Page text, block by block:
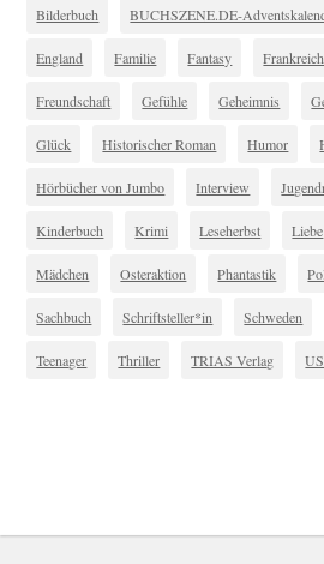
Bilderbuch BUCHSZENE.DE-
England Familie Fantasy Frankreich
Freundschaft Gefühle Geheimnis
Glück Historischer Roman Humor
Hörbücher von Jumbo Interview
Kinderbuch Krimi Leseherbst Liebe
Mädchen Osteraktion Phantastik
Sachbuch Schriftsteller*in Schweden
Teenager Thriller TRIAS Verlag